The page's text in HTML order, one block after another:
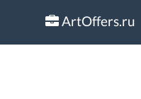
ArtOffers.ru